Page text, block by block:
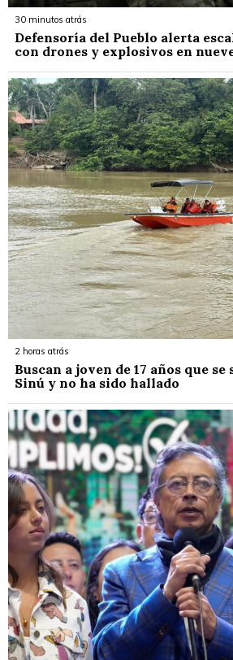
30 minutos atrás
Defensoría del Pueblo alerta
con drones y explosivos en
2 horas atrás
Buscan a joven de 17 años que
Sinú y no ha sido hallado